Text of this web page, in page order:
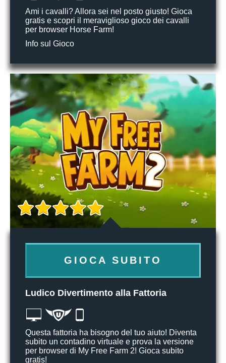
Ami i cavalli? Allora sei nel posto giusto! Gioca
gratis e scopri il meraviglioso gioco dei cavalli
per browser Horse Farm!
Info sul Gioco
GIOCA SUBITO
Ludico Divertimento alla Fattoria
Questa fattoria ha bisogno del tuo aiuto! Diventa
subito un contadino virtuale e prova la versione
per browser di My Free Farm 2! Gioca subito
gratis!